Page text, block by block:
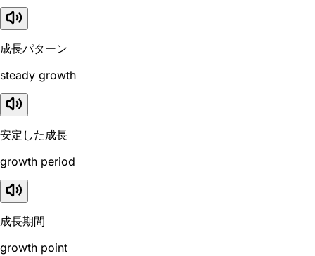
成長パターン
steady growth
安定した成長
growth period
成長期間
growth point